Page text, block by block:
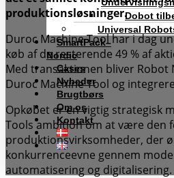
Dobot
Universal
SmartPack–
Nordic
Cases
Nyheder
Brugtbørs
Om os
Kontakt
produktionsløsninger.
Duroc Machine Tool har i dag
køb af de resterende 49 % af
Med transaktionen bliver Robot
Duroc Machine Tool og
Opkøbet er en vigtig strategisk
Tools ambition om at være den
produktionsvirksomheder, der
konkurrenceevne gennem
automatisering og digitalisering.